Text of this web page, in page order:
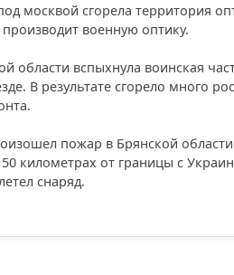
москвой сгорела территория
военную оптику.
области вспыхнула воинская
В результате сгорело много
пожар в Брянской
километрах от границы с
снаряд.